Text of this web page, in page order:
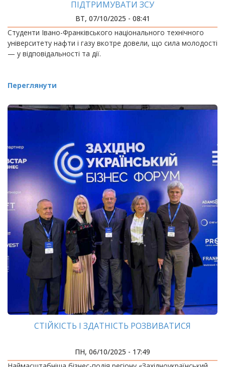
ПІДТРИМУВАТИ ЗСУ
ВТ, 07/10/2025 - 08:41
Студенти Івано-Франківського національного технічного
університету нафти і газу вкотре довели, що сила молодості
— у відповідальності та дії.
Переглянути
СТІЙКІСТЬ І ЗДАТНІСТЬ РОЗВИВАТИСЯ
ПН, 06/10/2025 - 17:49